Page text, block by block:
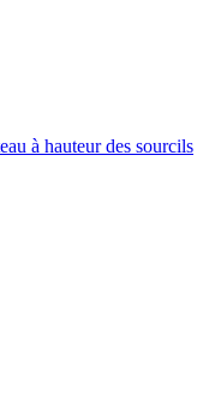
à hauteur des sourcils